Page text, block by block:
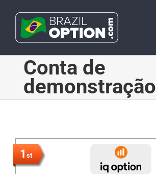
content
Conta de
demonstração
1st